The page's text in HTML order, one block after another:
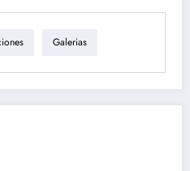
Galerias